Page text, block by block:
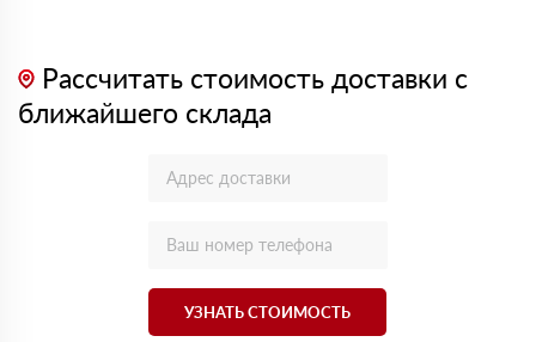
Рассчитать стоимость доставки с
ближайшего склада
УЗНАТЬ СТОИМОСТЬ